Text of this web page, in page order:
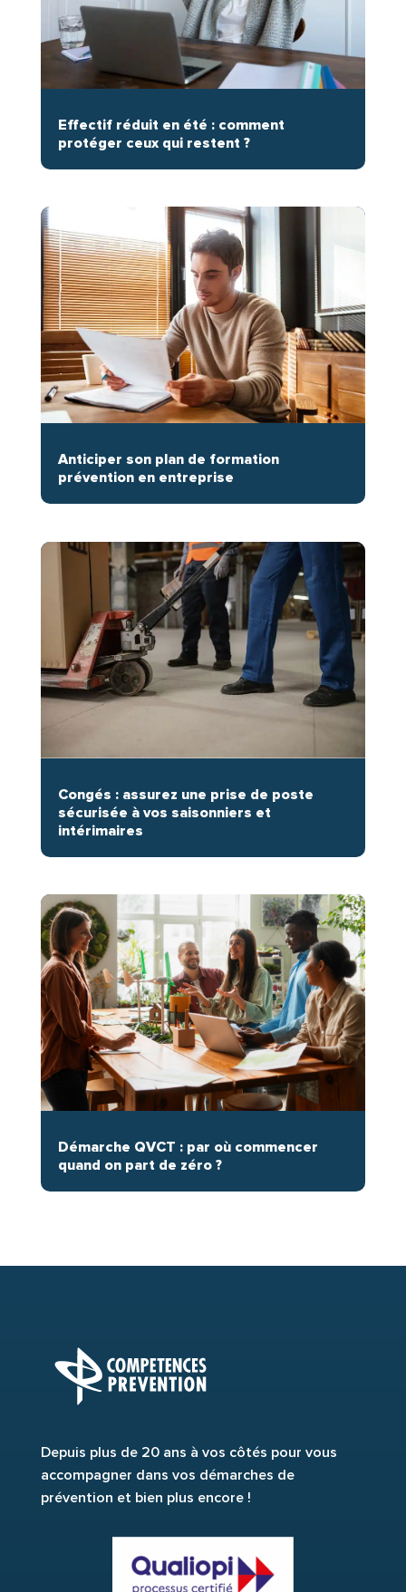
Effectif réduit en été : comment
protéger ceux qui restent ?
Anticiper son plan de formation
prévention en entreprise
Congés : assurez une prise de poste
sécurisée à vos saisonniers et
intérimaires
Démarche QVCT : par où commencer
quand on part de zéro ?
Depuis plus de 20 ans à vos côtés pour vous
accompagner dans vos démarches de
prévention et bien plus encore !